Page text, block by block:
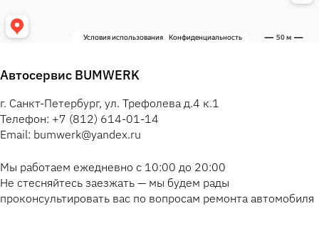
Автосервис BUMWERK
г. Санкт-Петербург, ул. Трефолева д.4 к.1
Телефон: +7 (812) 614-01-14
Email: bumwerk@yandex.ru
Мы работаем ежедневно с 10:00 до 20:00
Не стесняйтесь заезжать — мы будем рады
проконсультировать вас по вопросам ремонта автомобиля